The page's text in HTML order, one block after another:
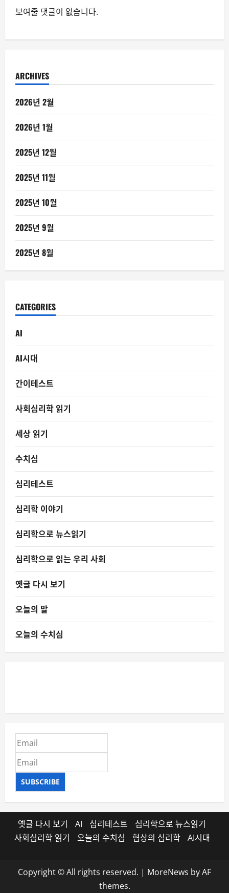
보여줄 댓글이 없습니다.
ARCHIVES
2026년 2월
2026년 1월
2025년 12월
2025년 11월
2025년 10월
2025년 9월
2025년 8월
CATEGORIES
AI
AI시대
간이테스트
사회심리학 읽기
세상 읽기
수치심
심리테스트
심리학 이야기
심리학으로 뉴스읽기
심리학으로 읽는 우리 사회
옛글 다시 보기
오늘의 말
오늘의 수치심
SUBSCRIBE
옛글 다시 보기 AI 심리테스트
심리학으로 뉴스읽기
사회심리학 읽기
오늘의 수치심 협상의 심리학 AI시대
Copyright © All rights reserved. | MoreNews by AF
themes.